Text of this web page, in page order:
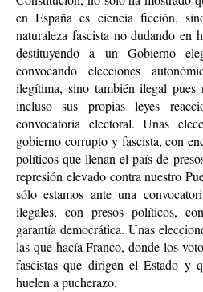
en España es ciencia ficción,
naturaleza fascista no dudando en
destituyendo a un Gobierno
convocando elecciones
ilegítima, sino también ilegal pues
incluso sus propias leyes
convocatoria electoral. Unas
gobierno corrupto y fascista, con
políticos que llenan el país de
represión elevado contra nuestro
sólo estamos ante una
ilegales, con presos políticos,
garantía democrática. Unas
las que hacía Franco, donde los
fascistas que dirigen el Estado y
huelen a pucherazo.